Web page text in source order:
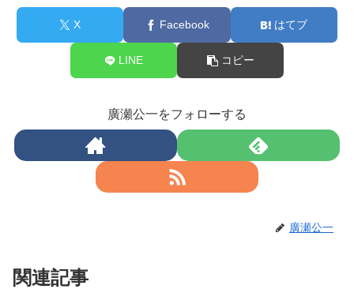
X Facebook はてブ
LINE コピー
廣瀬公一をフォローする
廣瀬公一
関連記事